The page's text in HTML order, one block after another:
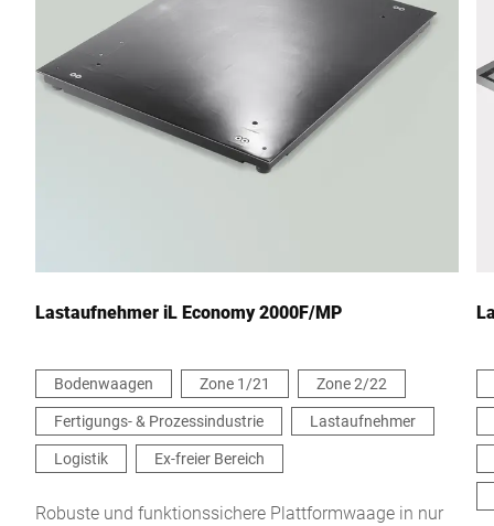
Stadt *
Hiermit bestätige ich, dass ich mit der Nutzung meiner Daten zur
Bearbeitung dieser Anfrage einverstanden bin. Weitere
Informationen finden Sie in denDatenschutzerklärung
Lastaufnehmer iL Economy 2000F/MP
Bodenwaagen Zone 1/21
Zone 2/22
Fertigungs- & Prozessindustrie
Lastaufnehmer
Logistik
Ex-freier Bereich
Robuste und funktionssichere Plattformwaage in nur